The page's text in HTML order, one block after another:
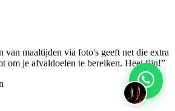
van maaltijden via foto's geeft net die extra
om je afvaldoelen te bereiken. Heel fijn!”